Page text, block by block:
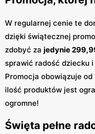
W regularnej cenie te
dzięki świątecznej
zdobyć za jedynie
sprawić radość dziecku
Promocja obowiązuje od
ilość produktów jest
ogromne!
Święta pełne